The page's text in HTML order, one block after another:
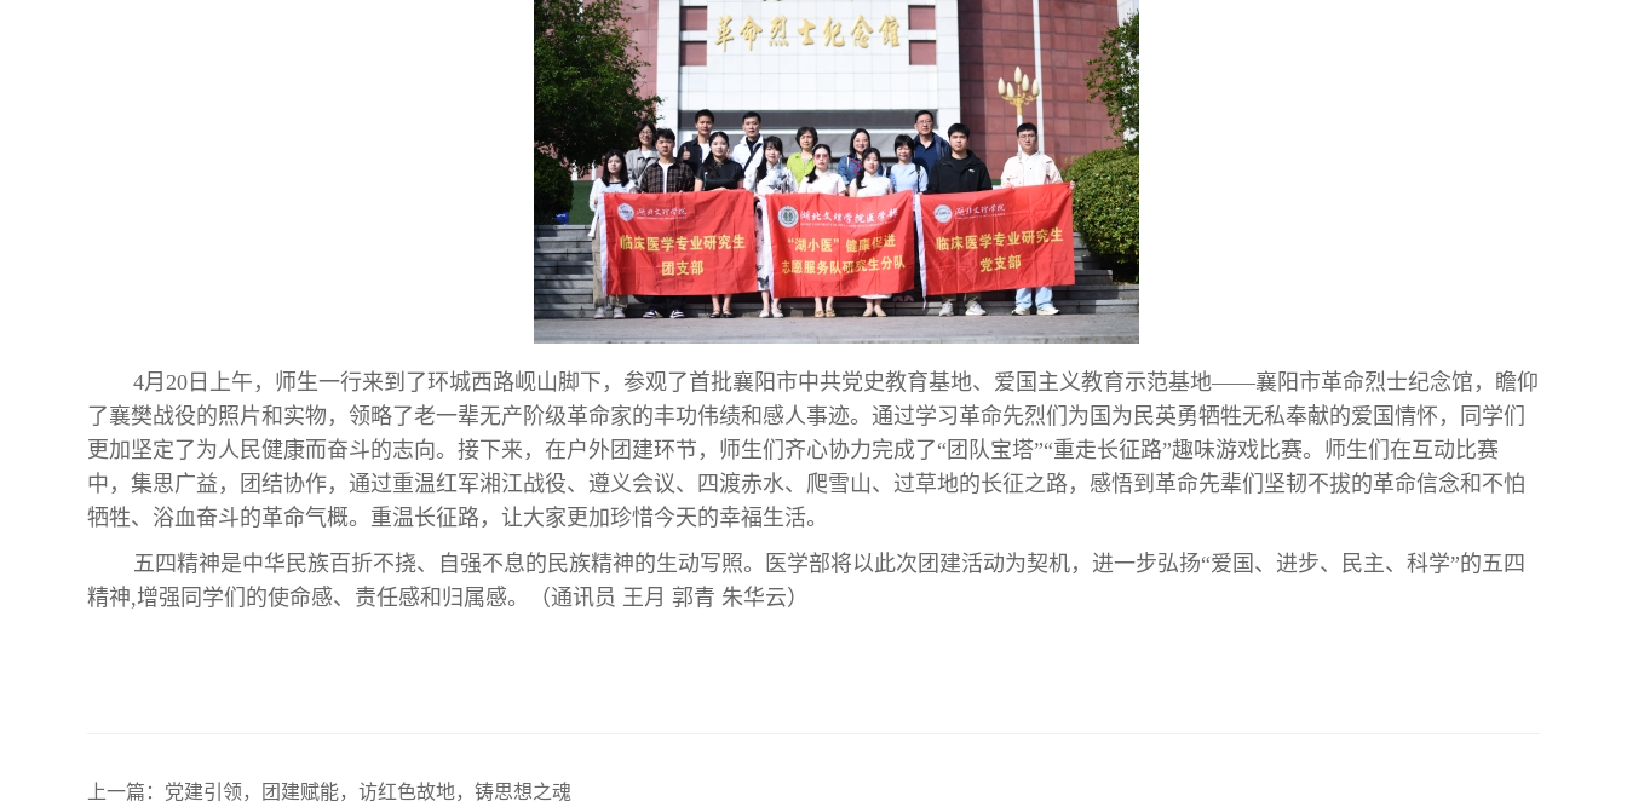
4月20日上午，师生一行来到了环城西路岘山脚下，参观了首批襄阳市中共党史教育基地、爱国主义教育示范基地——襄阳市革命烈士纪念馆，瞻仰
了襄樊战役的照片和实物，领略了老一辈无产阶级革命家的丰功伟绩和感人事迹。通过学习革命先烈们为国为民英勇牺牲无私奉献的爱国情怀，同学们
更加坚定了为人民健康而奋斗的志向。 接下来，在户外团建环节，师生们齐心协力完成了“团队宝塔”“重走长征路”趣味游戏比赛。师生们在互动比赛
中，集思广益，团结协作，通过重温红军湘江战役、遵义会议、四渡赤水、爬雪山、过草地的长征之路，感悟到革命先辈们坚韧不拔的革命信念和不怕
牺牲、浴血奋斗的革命气概。重温长征路，让大家更加珍惜今天的幸福生活。
五四精神是中华民族百折不挠、自强不息的民族精神的生动写照。医学部将以此次团建活动为契机，进一步弘扬“爱国、进步、民主、科学”的五四
精神,增强同学们的使命感、责任感和归属感。（通讯员 王月 郭青 朱华云）
上一篇：党建引领，团建赋能，访红色故地，铸思想之魂